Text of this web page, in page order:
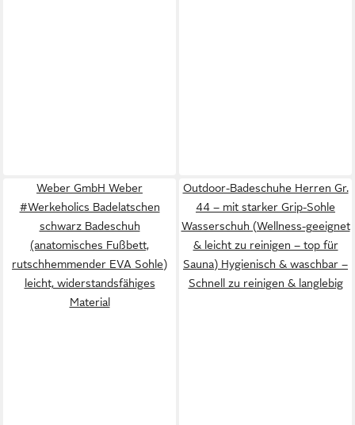
Weber GmbH Weber
#Werkeholics Badelatschen
schwarz Badeschuh
(anatomisches Fußbett,
rutschhemmender EVA Sohle)
leicht, widerstandsfähiges
Material
Outdoor-Badeschuhe Herren Gr.
44 – mit starker Grip-Sohle
Wasserschuh (Wellness-geeignet
& leicht zu reinigen – top für
Sauna) Hygienisch & waschbar –
Schnell zu reinigen & langlebig